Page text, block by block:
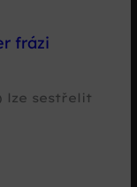
frázi
lze sestřelit